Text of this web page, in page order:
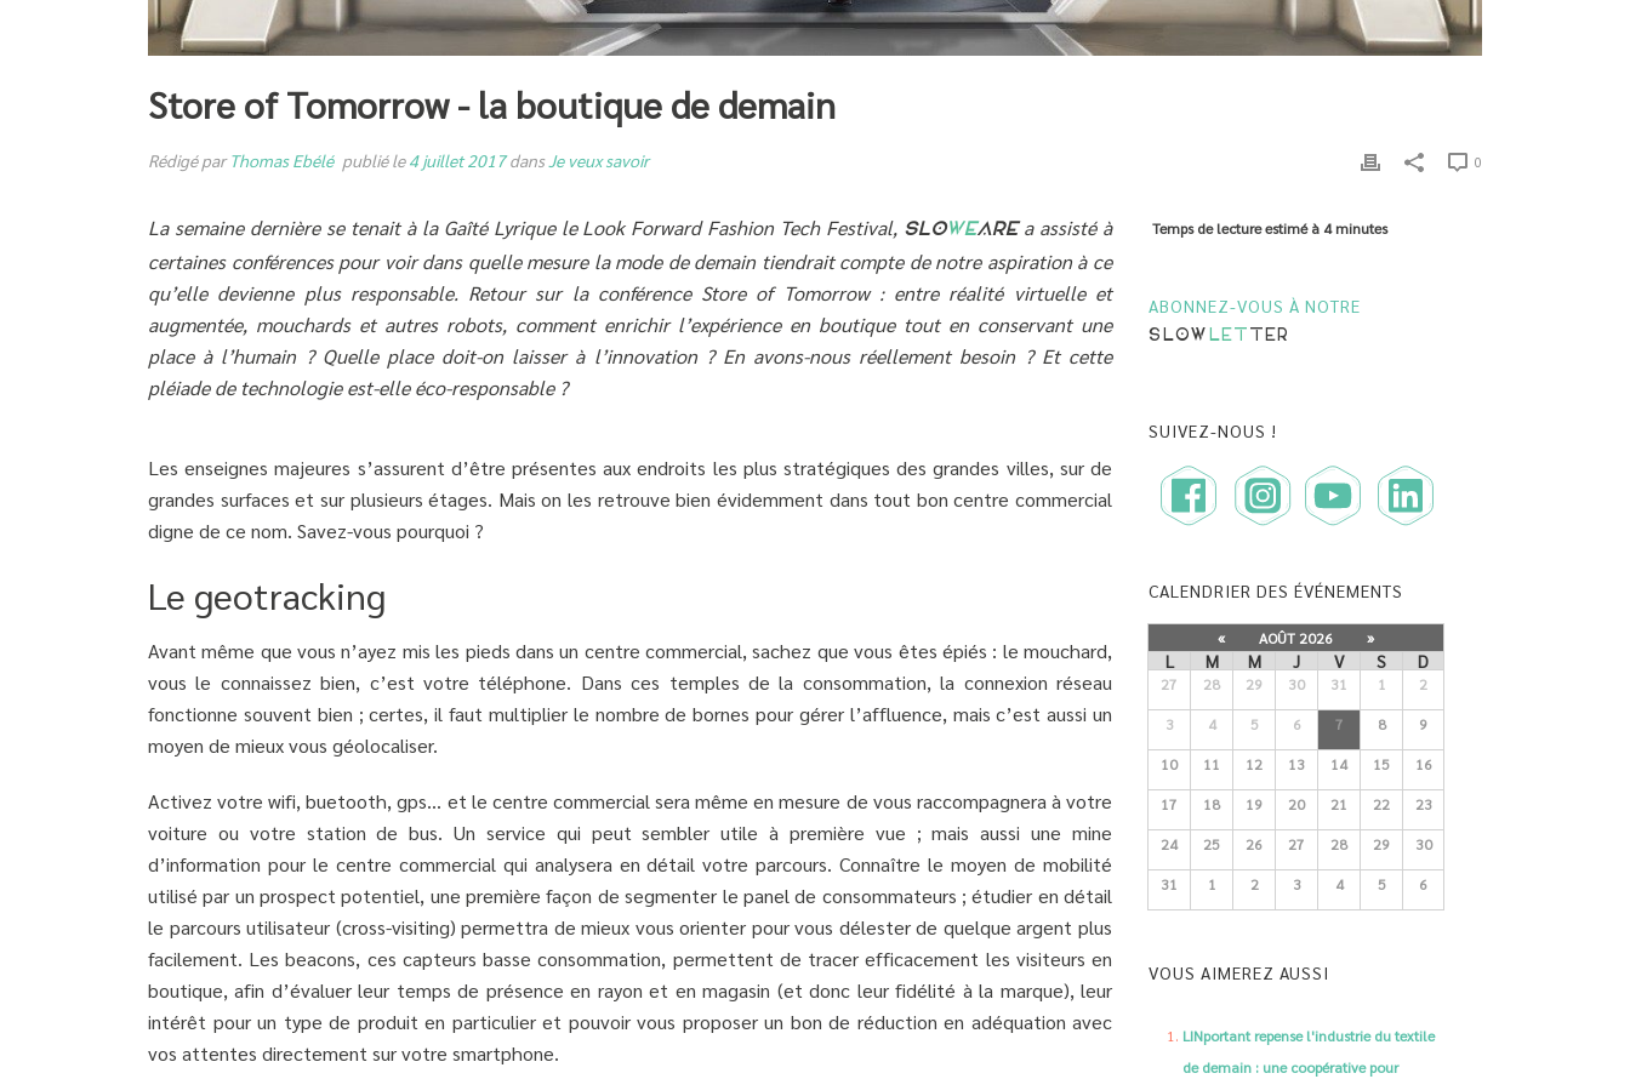
Store of Tomorrow - la boutique de demain
Rédigé parThomas Ebélé publié le4 juillet 2017dansJe veux savoir 0
La semaine dernière se tenait à la Gaîté Lyrique le Look Forward Fashion Tech Festival, SLOWEAREa assisté à
certaines conférences pour voir dans quelle mesure la mode de demain tiendrait compte de notre aspiration à ce
qu’elle devienne plus responsable. Retour sur la conférence Store of Tomorrow : entre réalité virtuelle et
augmentée, mouchards et autres robots, comment enrichir l’expérience en boutique tout en conservant une
place à l’humain ? Quelle place doit-on laisser à l’innovation ? En avons-nous réellement besoin ? Et cette
pléiade de technologie est-elle éco-responsable ?
Les enseignes majeures s’assurent d’être présentes aux endroits les plus stratégiques des grandes villes, sur de
grandes surfaces et sur plusieurs étages. Mais on les retrouve bien évidemment dans tout bon centre commercial
digne de ce nom. Savez-vous pourquoi ?
Le geotracking
Avant même que vous n’ayez mis les pieds dans un centre commercial, sachez que vous êtes épiés : le mouchard,
vous le connaissez bien, c’est votre téléphone. Dans ces temples de la consommation, la connexion réseau
fonctionne souvent bien ; certes, il faut multiplier le nombre de bornes pour gérer l’affluence, mais c’est aussi un
moyen de mieux vous géolocaliser.
Activez votre wifi, buetooth, gps… et le centre commercial sera même en mesure de vous raccompagnera à votre
voiture ou votre station de bus. Un service qui peut sembler utile à première vue ; mais aussi une mine
d’information pour le centre commercial qui analysera en détail votre parcours. Connaître le moyen de mobilité
utilisé par un prospect potentiel, une première façon de segmenter le panel de consommateurs ; étudier en détail
le parcours utilisateur (cross-visiting) permettra de mieux vous orienter pour vous délester de quelque argent plus
facilement. Les beacons, ces capteurs basse consommation, permettent de tracer efficacement les visiteurs en
boutique, afin d’évaluer leur temps de présence en rayon et en magasin (et donc leur fidélité à la marque), leur
intérêt pour un type de produit en particulier et pouvoir vous proposer un bon de réduction en adéquation avec
vos attentes directement sur votre smartphone.
Temps de lecture estimé à 4 minutes
ABONNEZ-VOUS À NOTRE
SLOW LET TER
SUIVEZ-NOUS !
CALENDRIER DES ÉVÉNEMENTS
« AOÛT 2026 »
L M M J V S D
27 28 29 30 31 1 2
3 4 5 6 7 8 9
10 11 12 13 14 15 16
17 18 19 20 21 22 23
24 25 26 27 28 29 30
31 1 2 3 4 5 6
VOUS AIMEREZ AUSSI
LINportant repense l'industrie du textile
de demain : une coopérative pour